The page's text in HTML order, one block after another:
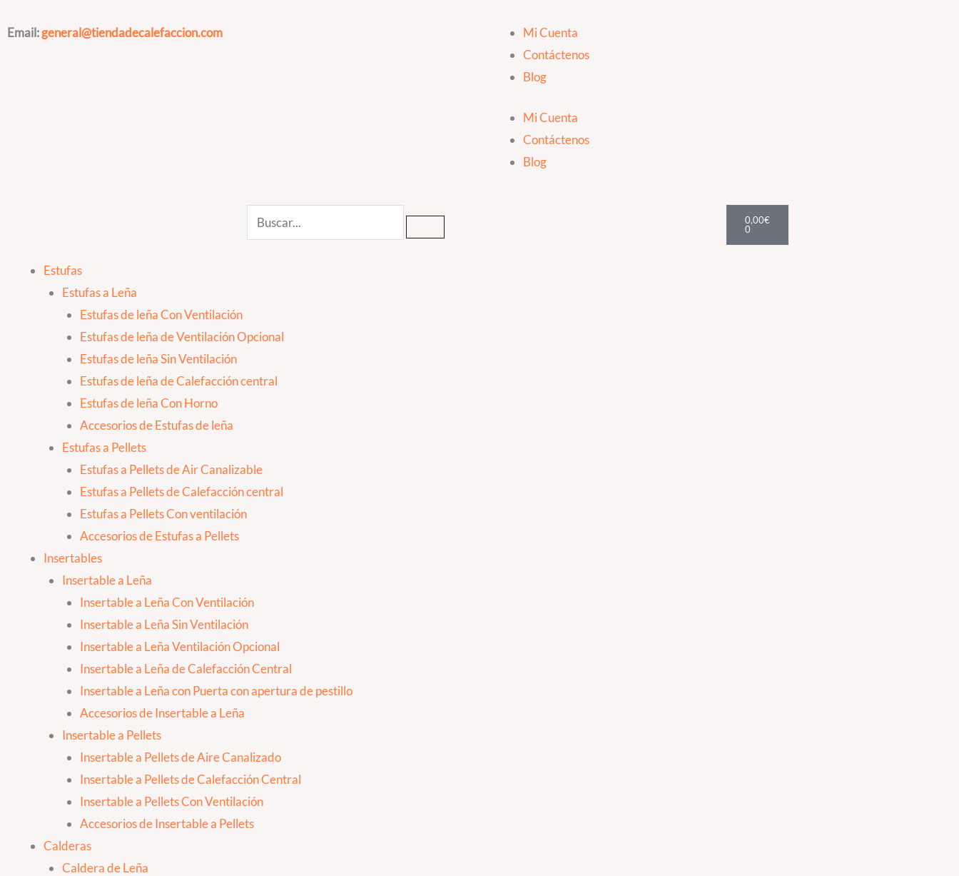
Email:general@tiendadecalefaccion.com
Mi Cuenta
Contáctenos
Blog
Mi Cuenta
Contáctenos
Blog
Search 0,00€
0
Cart
Estufas
Estufas a Leña
Estufas de leña Con Ventilación
Estufas de leña de Ventilación Opcional
Estufas de leña Sin Ventilación
Estufas de leña de Calefacción central
Estufas de leña Con Horno
Accesorios de Estufas de leña
Estufas a Pellets
Estufas a Pellets de Air Canalizable
Estufas a Pellets de Calefacción central
Estufas a Pellets Con ventilación
Accesorios de Estufas a Pellets
Insertables
Insertable a Leña
Insertable a Leña Con Ventilación
Insertable a Leña Sin Ventilación
Insertable a Leña Ventilación Opcional
Insertable a Leña de Calefacción Central
Insertable a Leña con Puerta con apertura de pestillo
Accesorios de Insertable a Leña
Insertable a Pellets
Insertable a Pellets de Aire Canalizado
Insertable a Pellets de Calefacción Central
Insertable a Pellets Con Ventilación
Accesorios de Insertable a Pellets
Calderas
Caldera de Leña